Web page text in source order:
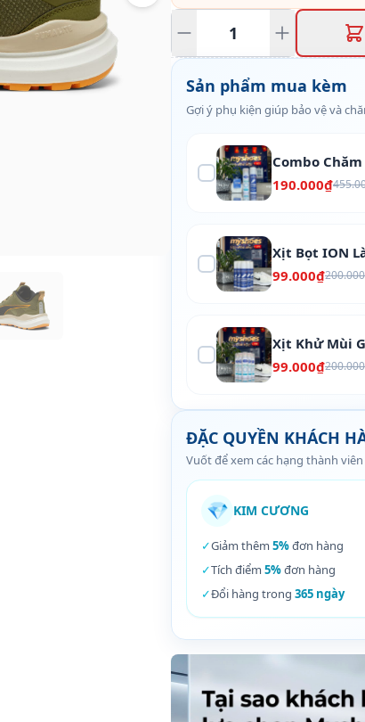
Sản phẩm mua kèm
Gợi ý phụ kiện giúp bảo vệ và
Combo
190.000₫
Xịt Bọt ION
99.000₫
Xịt Khử Mùi
99.000₫
ĐẶC QUYỀN KHÁCH
Vuốt để xem các hạng thành
💎 KIM CƯƠNG
✓Giảm thêm 5%đơn hàng
✓Tích điểm 5%đơn hàng
✓Đổi hàng trong 365 ngày